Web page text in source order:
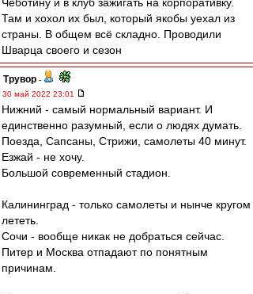
Там и хохол их был, который якобы уехал из
страны. В общем всё складно. Проводили
Шварца своего и сезон
Трувор -
30 май 2022 23:01
Нижний - самый нормальный вариант. И
единственно разумный, если о людях думать.
Поезда, Сапсаны, Стрижи, самолеты 40 минут.
Езжай - не хочу.
Большой современный стадион.
Калининград - только самолеты и нынче кругом
лететь.
Сочи - вообще никак не добраться сейчас.
Питер и Москва отпадают по понятным
причинам.